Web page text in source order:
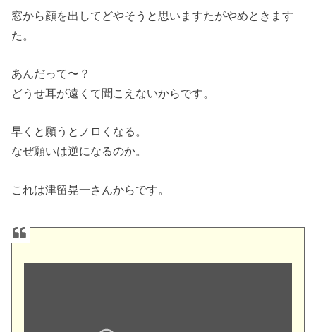
窓から顔を出してどやそうと思いますたがやめときます
た。
あんだって〜？
どうせ耳が遠くて聞こえないからです。
早くと願うとノロくなる。
なぜ願いは逆になるのか。
これは津留晃一さんからです。